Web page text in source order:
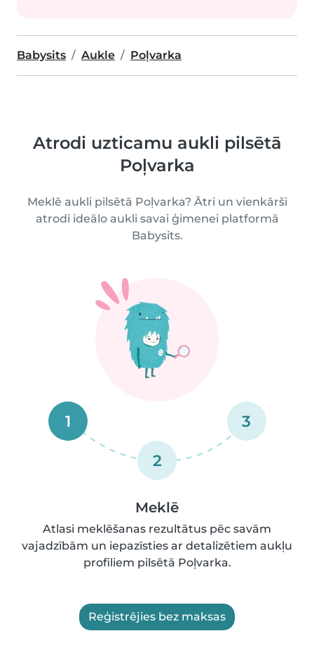
Babysits Aukle Poļvarka
Atrodi uzticamu aukli pilsētā
Poļvarka
Meklē aukli pilsētā Poļvarka? Ātri un vienkārši
atrodi ideālo aukli savai ģimenei platformā
Babysits.
1
2
3
Meklē
Atlasi meklēšanas rezultātus pēc savām
vajadzībām un iepazīsties ar detalizētiem aukļu
profiliem pilsētā Poļvarka.
Reģistrējies bez maksas